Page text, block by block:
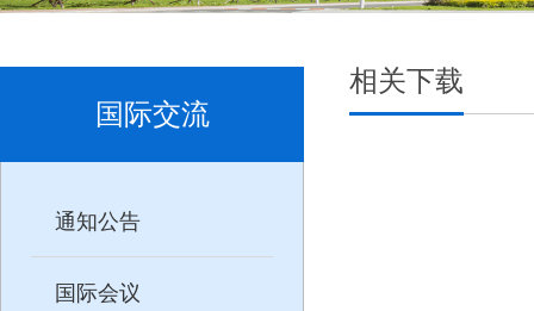
国际交流
通知公告
国际会议
相关下载